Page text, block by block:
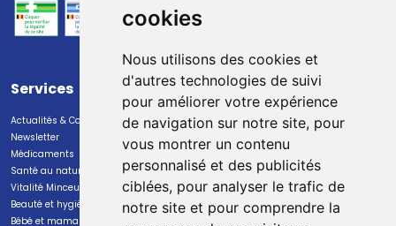
cookies
Nous utilisons des cookies et
d'autres technologies de suivi
pour améliorer votre expérience
de navigation sur notre site, pour
vous montrer un contenu
personnalisé et des publicités
ciblées, pour analyser le trafic de
notre site et pour comprendre la
Services
Actualités & Conseils
Newsletter
Médicaments
Santé au naturel
Vitalité Minceur Nutrition
Beauté et hygiène
Bébé et maman
Paiement
Paiement sécurisé